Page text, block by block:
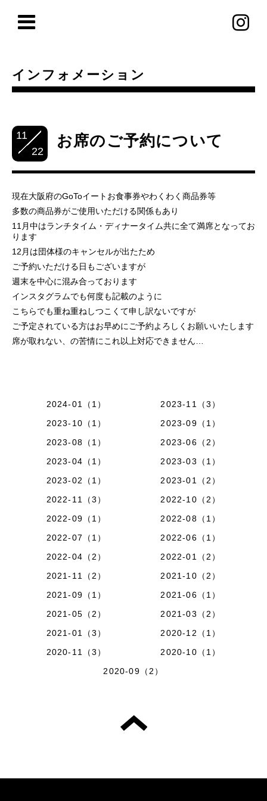
インフォメーション
11
22
お席のご予約について
現在大阪府のGoToイートお食事券やわくわく商品券等
多数の商品券がご使用いただける関係もあり
11月中はランチタイム・ディナータイム共に全て満席となってお
ります
12月は団体様のキャンセルが出たため
ご予約いただける日もございますが
週末を中心に混み合っております
インスタグラムでも何度も記載のように
こちらでも重ね重ねしつこくて申し訳ないですが
ご予定されている方はお早めにご予約よろしくお願いいたします
席が取れない、の苦情にこれ以上対応できません…
2024-01（1）
2023-11（3）
2023-10（1）
2023-09（1）
2023-08（1）
2023-06（2）
2023-04（1）
2023-03（1）
2023-02（1）
2023-01（2）
2022-11（3）
2022-10（2）
2022-09（1）
2022-08（1）
2022-07（1）
2022-06（1）
2022-04（2）
2022-01（2）
2021-11（2）
2021-10（2）
2021-09（1）
2021-06（1）
2021-05（2）
2021-03（2）
2021-01（3）
2020-12（1）
2020-11（3）
2020-10（1）
2020-09（2）